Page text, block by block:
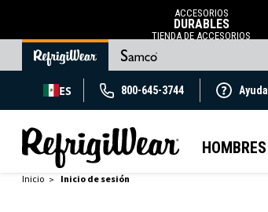
ACCESORIOS
DURABLES
TIENDA DE ACCESORIOS
ES 800-645-3744 Ayuda
HOMBRES
Inicio Inicio de sesión